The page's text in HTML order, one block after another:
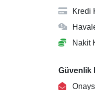
Kredi
Nakit
Güvenlik